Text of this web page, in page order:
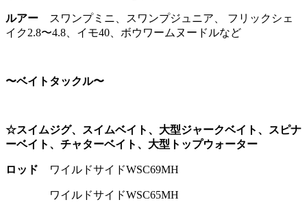
ルアー スワンプミニ、スワンプジュニア、 フリックシェ
イク2.8〜4.8、イモ40、ボウワームヌードルなど
〜ベイトタックル〜
☆スイムジグ、スイムベイト、大型ジャークベイト、スピナ
ーベイト、チャターベイト、大型トップウォーター
ロッド ワイルドサイドWSC69MH
ワイルドサイドWSC65MH